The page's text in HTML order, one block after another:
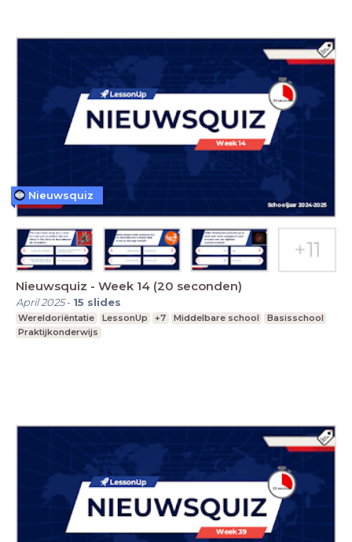
Nieuwsquiz - Week 14 (20 seconden)
April 2025- 15 slides
Wereldoriëntatie LessonUp +7 Middelbare school
Basisschool
Praktijkonderwijs
Nieuwsquiz